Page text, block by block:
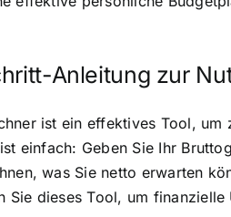
Anleitung zur
ist ein effektives Tool,
einfach: Geben Sie Ihr
was Sie netto erwarten
Sie dieses Tool, um